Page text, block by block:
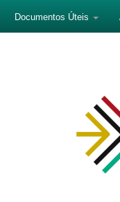
Documentos Úteis